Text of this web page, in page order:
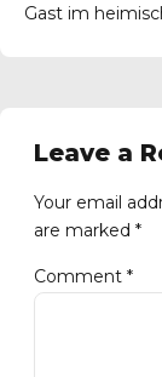
Gast im
Leave a
Your email
are marked *
Comment *